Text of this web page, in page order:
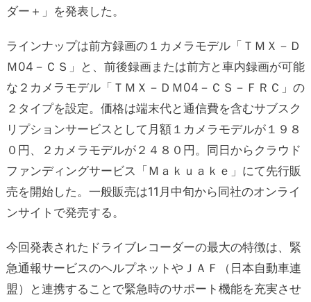
ダー＋」を発表した。
ラインナップは前方録画の１カメラモデル「ＴＭＸ－Ｄ
Ｍ04－ＣＳ」と、前後録画または前方と車内録画が可能
な２カメラモデル「ＴＭＸ－ＤＭ04－ＣＳ－ＦＲＣ」の
２タイプを設定。価格は端末代と通信費を含むサブスク
リプションサービスとして月額１カメラモデルが１９８
０円、２カメラモデルが２４８０円。同日からクラウド
ファンディングサービス「Ｍａｋｕａｋｅ」にて先行販
売を開始した。一般販売は11月中旬から同社のオンライ
ンサイトで発売する。
今回発表されたドライブレコーダーの最大の特徴は、緊
急通報サービスのヘルプネットやＪＡＦ（日本自動車連
盟）と連携することで緊急時のサポート機能を充実させ